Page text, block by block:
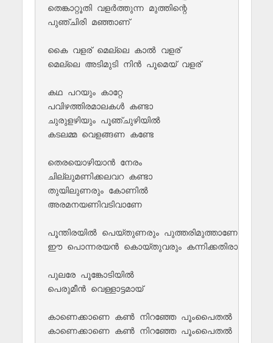
തെങ്കാറ്റൂതി വളര്‍ത്തുന്ന മുത്തിന്റെ
പുഞ്ചിരി മഞ്ഞാണ്
കൈ വളര് മെല്ലെ കാല്‍ വളര്
മെല്ലെ അടിമുടി നിന്‍ പൂമെയ് വളര്
കഥ പറയും കാറ്റേ
പവിഴത്തിരമാലകള്‍ കണ്ടാ
ചുരുളഴിയും പൂഞ്ചുഴിയില്‍
കടലമ്മ വെളങ്ങണ കണ്ടേ
തെരയൊഴിയാന്‍ നേരം
ചില്ലുമണിക്കലവറ കണ്ടാ
തുയിലുണരും കോണില്‍
അരമനയണിവടിവാണേ
പൂന്തിരയില്‍ പെയ്തുണരും പുത്തരിമുത്താണേ
ഈ പൊന്നരയന്‍ കൊയ്തുവരും കന്നിക്കതിരാണേ
പുലരേ പൂങ്കോടിയില്‍
പെരുമീന്‍‌ വെള്ളാ‍ട്ടമായ്
കാണെക്കാണെ കണ്‍‌ നിറഞ്ഞേ പൂം‌പൈതല്‍
കാണെക്കാണെ കണ്‍‌ നിറഞ്ഞേ പൂം‌പൈതല്‍